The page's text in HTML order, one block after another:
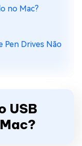
no Mac?
Pen Drives Não
USB